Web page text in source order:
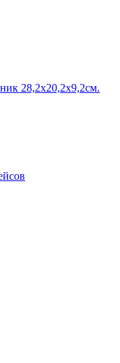
28,2х20,2х9,2см.